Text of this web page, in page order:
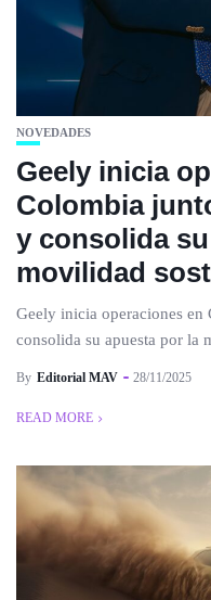
NOVEDADES
Geely inicia
Colombia
y consolida
movilidad
Geely inicia operaciones
consolida su apuesta por la
By Editorial MAV 28/11/2025
READ MORE